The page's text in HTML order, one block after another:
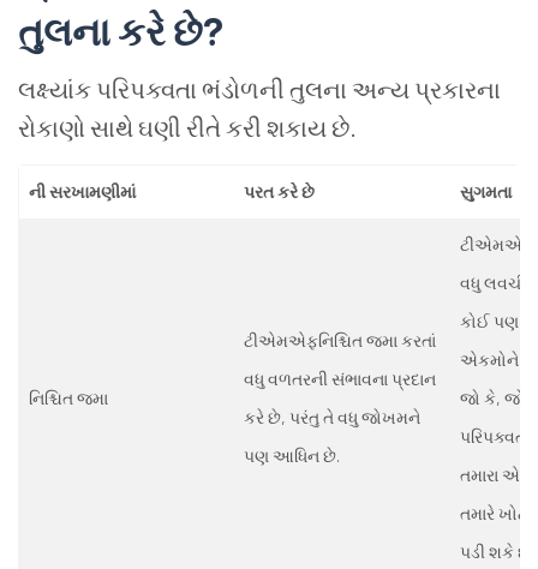
તુલના કરે છે?
લક્ષ્યાંક પરિપક્વતા ભંડોળની તુલના અન્ય પ્રકારના
રોકાણો સાથે ઘણી રીતે કરી શકાય છે.
ની સરખામણીમાં પરત કરે છે સુગમતા
નિશ્ચિત જમા
ટીએમએફનિશ્ચિત જમા કરતાં
વધુ વળતરની સંભાવના પ્રદાન
કરે છે, પરંતુ તે વધુ જોખમને
પણ આધિન છે.
વધુ
કોઈ પણ
એકમોને
જો કે, જો
તમારા
તમારે
પડી શકે છે.